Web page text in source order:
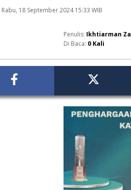
Rabu, 18 September 202415:33 WIB
Ikhtiarman
Di Baca: 0 Kali